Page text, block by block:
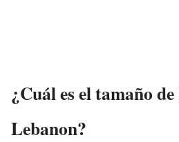
¿Cuál es el tamaño
Lebanon?